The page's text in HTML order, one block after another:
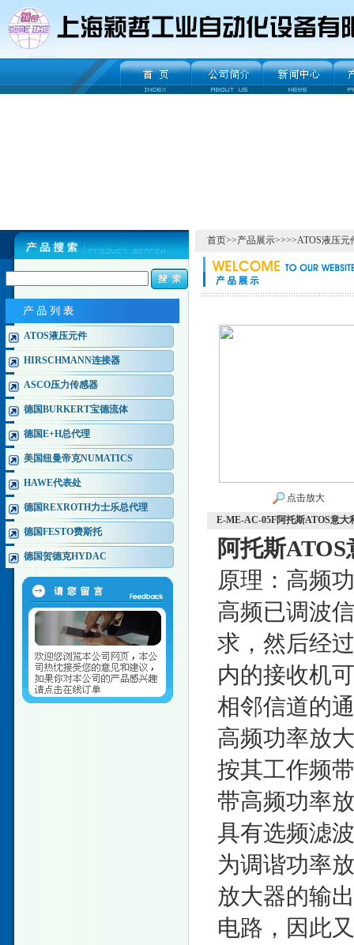
ATOS液压元件
HIRSCHMANN连接器
ASCO压力传感器
德国BURKERT宝德流体
德国E+H总代理
美国纽曼帝克NUMATICS
HAWE代表处
德国REXROTH力士乐总代理
德国FESTO费斯托
德国贺德克HYDAC
首页>>产品展示>>>>ATOS液压元
点击放大
E-ME-AC-05F阿托斯ATOS意大
阿托斯
原理：高频
高频已调波
求，然后经
内的接收机
相邻信道的
高频功率放
按其工作频
带高频功率
具有选频滤
为调谐功率
放大器的输
电路，因此